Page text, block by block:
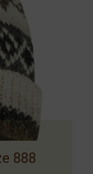
888